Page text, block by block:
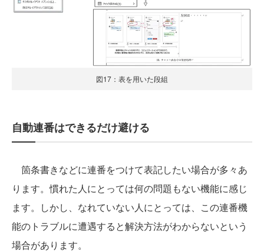
図17：表を用いた段組
自動連番はできるだけ避ける
箇条書きなどに連番をつけて表記したい場合が多々あ
ります。慣れた人にとっては何の問題もない機能に感じ
ます。しかし、なれていない人にとっては、この連番機
能のトラブルに遭遇すると解決方法がわからないという
場合があります。